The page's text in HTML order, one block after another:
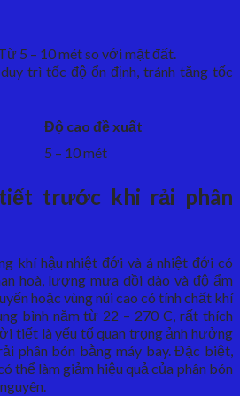
5 – 10 mét so với mặt đất.
trì tốc độ ổn định, tránh tăng tốc
Độ cao đề xuất
5 – 10 mét
trước khi rải phân
khí hậu nhiệt đới và á nhiệt đới có
hoà, lượng mưa dồi dào và độ ẩm
hoặc vùng núi cao có tính chất khí
bình năm từ 22 – 270 C, rất thích
tiết là yếu tố quan trọng ảnh hưởng
phân bón bằng máy bay. Đặc biệt,
thể làm giảm hiệu quả của phân bón